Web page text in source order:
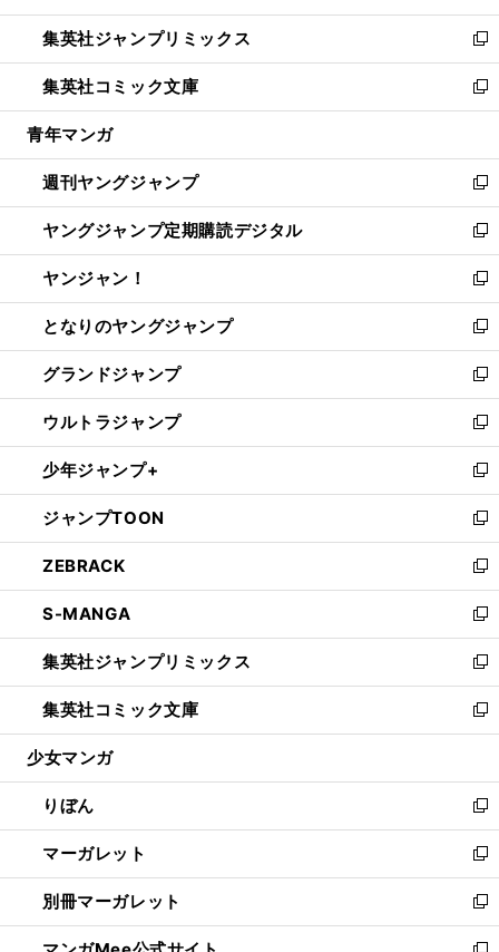
開
く
ウ
で
開
く
ン
ド
ウ
で
開
ウ
ィ
ン
ド
ウ
開
く
し
い
ウ
ィ
ン
ウ
で
開
く
集英社ジャンプリミックス
新
し
い
ウ
ン
ド
ウ
で
開
く
集英社コミック文庫
新
し
ウ
ィ
ン
ド
ウ
で
開
く
青年マンガ
週刊ヤングジャンプ
新
し
い
ウ
ィ
ン
ド
ウ
で
開
く
ヤングジャンプ定期購読デジタル
新
し
い
ウ
ィ
ン
ド
ウ
で
開
く
ヤンジャン！
新
し
い
ウ
ィ
ン
ド
ウ
で
開
く
となりのヤングジャンプ
新
し
い
ウ
ィ
ン
ド
ウ
で
開
く
グランドジャンプ
新
し
い
ウ
ィ
ン
ド
ウ
で
開
く
ウルトラジャンプ
新
し
い
ウ
ィ
ン
ド
ウ
で
開
く
少年ジャンプ+
新
し
い
ウ
ィ
ン
ド
ウ
で
開
く
ジャンプTOON
新
し
い
ウ
ィ
ン
ド
ウ
で
開
ZEBRACK
新
し
い
ウ
ィ
ン
ド
ウ
開
く
S-MANGA
新
し
い
ウ
ィ
ン
ウ
で
開
く
集英社ジャンプリミックス
新
し
い
ウ
ン
ド
ウ
で
開
く
集英社コミック文庫
新
し
ウ
ィ
ン
ド
ウ
で
開
少女マンガ
りぼん
新
し
い
ウ
ィ
ン
マーガレット
新
し
い
ウ
別冊マーガレット
新
し